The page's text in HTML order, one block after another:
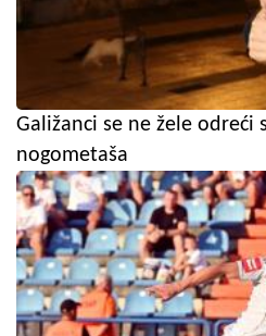
Galižanci se ne žele odreći
nogometaša